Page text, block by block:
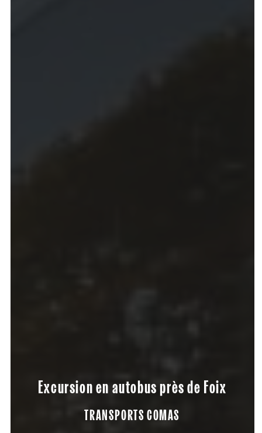
Excursion en autobus près de Foix
TRANSPORTS COMAS